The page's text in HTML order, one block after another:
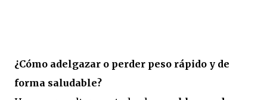
¿Cómo adelgazar o perder peso rápido y de
forma saludable?